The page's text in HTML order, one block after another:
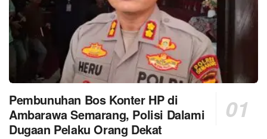
Pembunuhan Bos Konter HP di
Ambarawa Semarang, Polisi Dalami
Dugaan Pelaku Orang Dekat